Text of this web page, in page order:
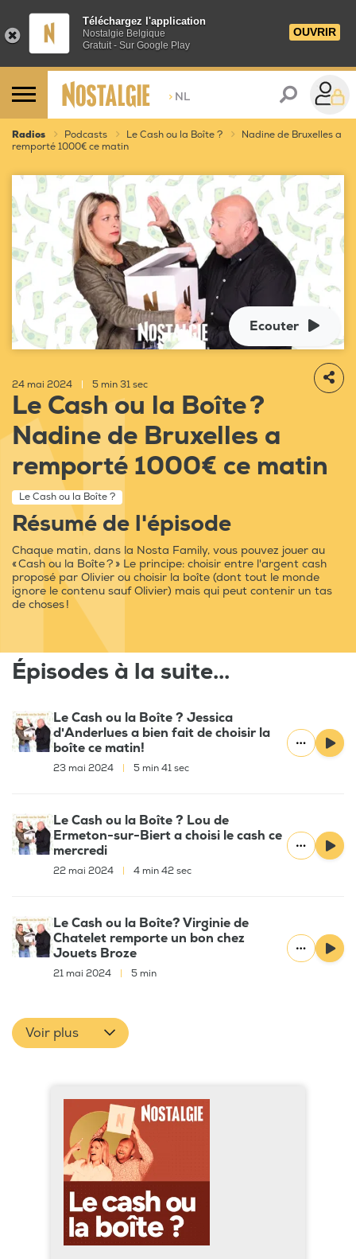
Téléchargez l'application
Nostalgie Belgique
Gratuit - Sur Google Play
OUVRIR
> NL
Radios Podcasts Le Cash ou la Boîte ?
Nadine de Bruxelles a
remporté 1000€ ce matin
Ecouter
24 mai 2024 5 min 31 sec
Le Cash ou la Boîte ?
Nadine de Bruxelles a
remporté 1000€ ce matin
Le Cash ou la Boîte ?
Résumé de l'épisode
Chaque matin, dans la Nosta Family, vous pouvez jouer au
« Cash ou la Boîte ? » Le principe: choisir entre l'argent cash
proposé par Olivier ou choisir la boîte (dont tout le monde
ignore le contenu sauf Olivier) mais qui peut contenir un tas
de choses !
Épisodes à la suite...
Le Cash ou la Boîte ? Jessica
d'Anderlues a bien fait de choisir la
boîte ce matin!
23 mai 2024 5 min 41 sec
Le Cash ou la Boîte ? Lou de
Ermeton-sur-Biert a choisi le cash ce
mercredi
22 mai 2024 4 min 42 sec
Le Cash ou la Boîte? Virginie de
Chatelet remporte un bon chez
Jouets Broze
21 mai 2024 5 min
Voir plus